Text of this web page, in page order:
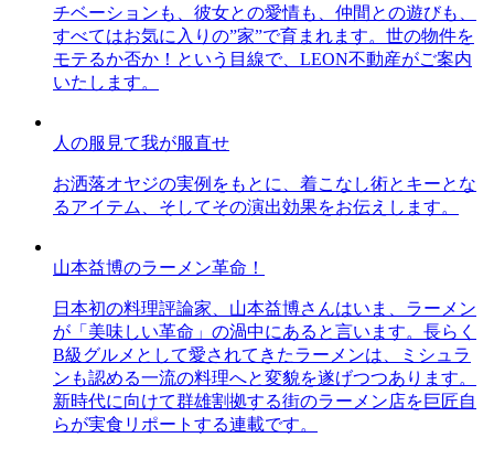
チベーションも、彼女との愛情も、仲間との遊びも、
すべてはお気に入りの”家”で育まれます。世の物件を
モテるか否か！という目線で、LEON不動産がご案内
いたします。
人の服見て我が服直せ
お洒落オヤジの実例をもとに、着こなし術とキーとな
るアイテム、そしてその演出効果をお伝えします。
山本益博のラーメン革命！
日本初の料理評論家、山本益博さんはいま、ラーメン
が「美味しい革命」の渦中にあると言います。長らく
B級グルメとして愛されてきたラーメンは、ミシュラ
ンも認める一流の料理へと変貌を遂げつつあります。
新時代に向けて群雄割拠する街のラーメン店を巨匠自
らが実食リポートする連載です。